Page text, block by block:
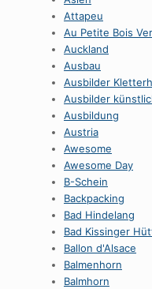
Attapeu
Au Petite Bois
Auckland
Ausbau
Ausbilder
Ausbilder
Ausbildung
Austria
Awesome
Awesome Day
B-Schein
Backpacking
Bad Hindelang
Bad Kissinger
Ballon d'Alsace
Balmenhorn
Balmhorn